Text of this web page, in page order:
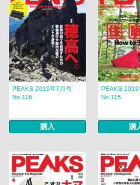
PEAKS 2019年7月号
No.116
購入
PEAKS 2019
No.115
購